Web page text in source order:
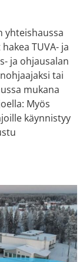
yhteishaussa
TUVA- ja
ja ohjausalan
tai
mukana
Myös
käynnistyy